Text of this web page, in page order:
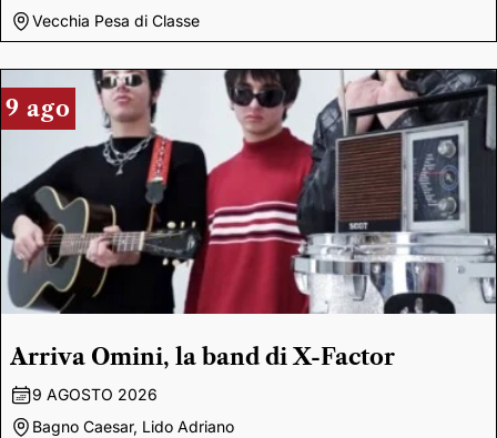
Vecchia Pesa di Classe
9 ago
Arriva Omini, la band di X-Factor
9 AGOSTO 2026
Bagno Caesar, Lido Adriano